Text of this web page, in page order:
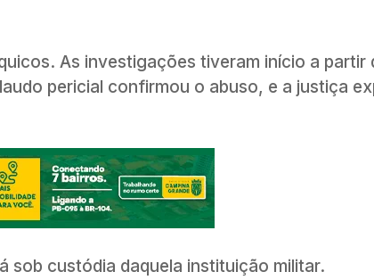
As investigações tiveram início a partir
pericial confirmou o abuso, e a justiça
sob custódia daquela instituição militar.